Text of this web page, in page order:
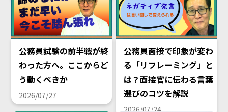
公務員試験の前半戦が終
わった方へ。ここからど
う動くべきか
2026/07/27
公務員面接で印象が変わ
る「リフレーミング」と
は？面接官に伝わる言葉
選びのコツを解説
2026/07/24